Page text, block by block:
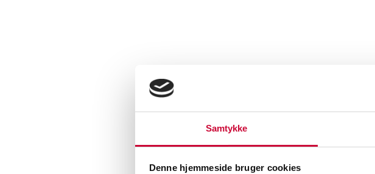
Samtykke
Denne hjemmeside bruger cookies